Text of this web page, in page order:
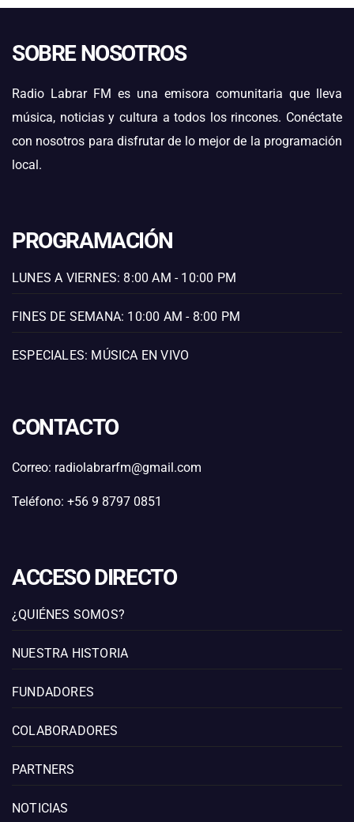
SOBRE NOSOTROS
Radio Labrar FM es una emisora comunitaria que lleva
música, noticias y cultura a todos los rincones. Conéctate
con nosotros para disfrutar de lo mejor de la programación
local.
PROGRAMACIÓN
LUNES A VIERNES: 8:00 AM - 10:00 PM
FINES DE SEMANA: 10:00 AM - 8:00 PM
ESPECIALES: MÚSICA EN VIVO
CONTACTO
Correo: radiolabrarfm@gmail.com
Teléfono: +56 9 8797 0851
ACCESO DIRECTO
¿QUIÉNES SOMOS?
NUESTRA HISTORIA
FUNDADORES
COLABORADORES
PARTNERS
NOTICIAS